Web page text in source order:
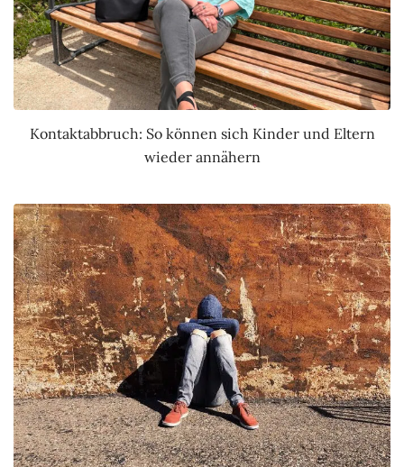
Kontaktabbruch: So können sich Kinder und Eltern
wieder annähern